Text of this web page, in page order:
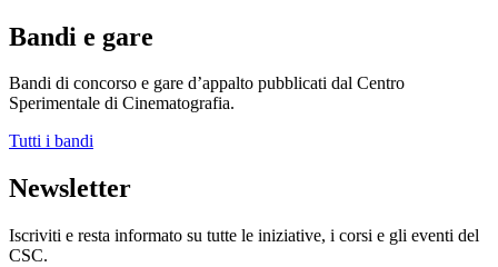
Bandi e gare
Bandi di concorso e gare d’appalto pubblicati dal Centro
Sperimentale di Cinematografia.
Tutti i bandi
Newsletter
Iscriviti e resta informato su tutte le iniziative, i corsi e gli eventi del
CSC.